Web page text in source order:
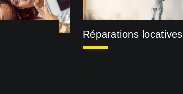
Réparations locatives